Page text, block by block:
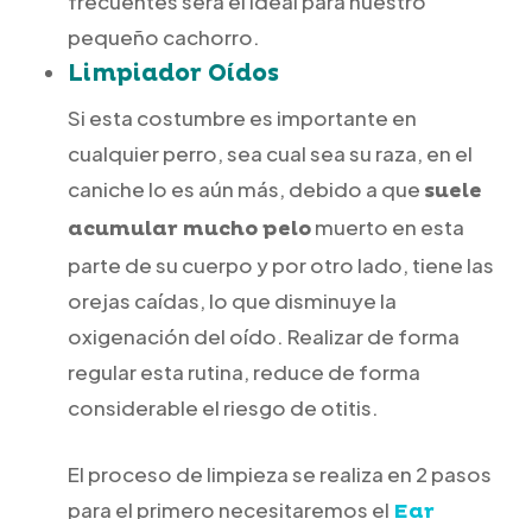
pequeño cachorro.
Limpiador Oídos
Si esta costumbre es importante en
cualquier perro, sea cual sea su raza, en el
caniche lo es aún más, debido a que suele
acumular mucho pelomuerto en esta
parte de su cuerpo y por otro lado, tiene las
orejas caídas, lo que disminuye la
oxigenación del oído. Realizar de forma
regular esta rutina, reduce de forma
considerable el riesgo de otitis.
El proceso de limpieza se realiza en 2 pasos
para el primero necesitaremos el Ear